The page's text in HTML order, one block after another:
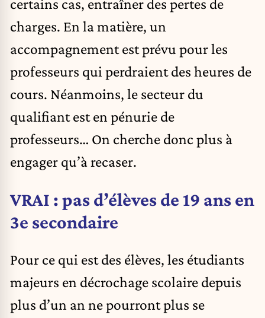
certains cas, entraîner des pertes de
charges. En la matière, un
accompagnement est prévu pour les
professeurs qui perdraient des heures de
cours. Néanmoins, le secteur du
qualifiant est en pénurie de
professeurs… On cherche donc plus à
engager qu’à recaser.
VRAI : pas d’élèves de 19 ans en
3e secondaire
Pour ce qui est des élèves, les étudiants
majeurs en décrochage scolaire depuis
plus d’un an ne pourront plus se